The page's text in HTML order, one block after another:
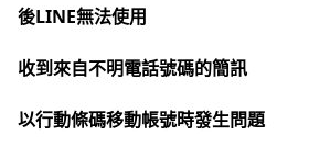
後LINE無法使用
收到來自不明電話號碼的簡訊
以行動條碼移動帳號時發生問題